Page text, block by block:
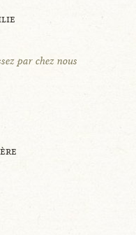
par chez nous